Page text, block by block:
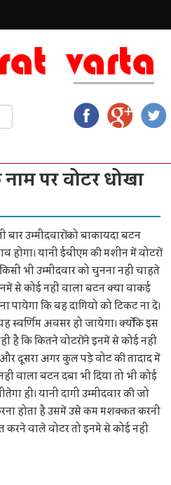
पर वोटर धोखा
उम्मीदवारों को बाकायदा बटन
यानी ईवीएम की मशीन में वोटरों
भी उम्मीदवार को चुनना नहीं चाहते
से कोई नहीं वाला बटन क्या वाकई
पायेगा कि वह दागियो को टिकट ना दें।
स्वर्णिम अवसर हो जायेगा। क्योंकि इस
है कि कितने वोटरों ने इनमें से कोई नहीं
दूसरा अगर कुल पड़े वोट की तादाद में
वाला बटन दबा भी दिया तो भी कोई
ही। यानी दागी उम्मीदवार की जो
होता है उसमें उसे कम मशक्कत करनी
करने वाले वोटर तो इनमे से कोई नहीं